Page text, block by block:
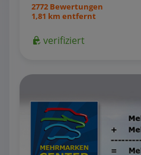
2772 Bewertungen
1,81 km entfernt
verifiziert